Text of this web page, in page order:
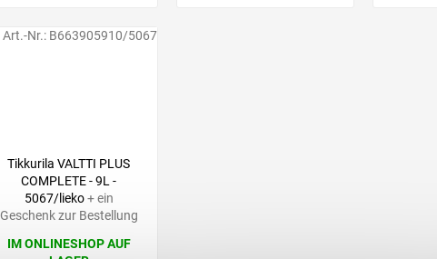
Tikkurila VALTTI PLUS
COMPLETE - 9L -
5067/lieko+ ein
Geschenk zur Bestellung
IM ONLINESHOP AUF
Art.-Nr.: B663905910/5067